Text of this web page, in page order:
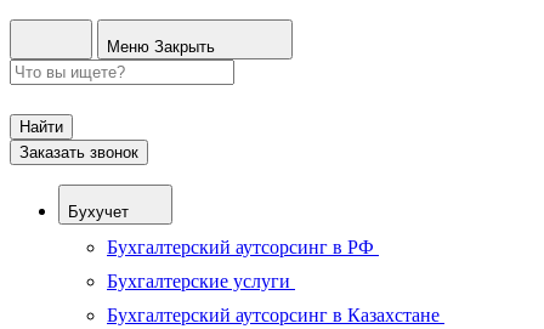
Меню Закрыть
Найти
Заказать звонок
Бухучет
Бухгалтерский аутсорсинг в РФ
Бухгалтерские услуги
Бухгалтерский аутсорсинг в Казахстане